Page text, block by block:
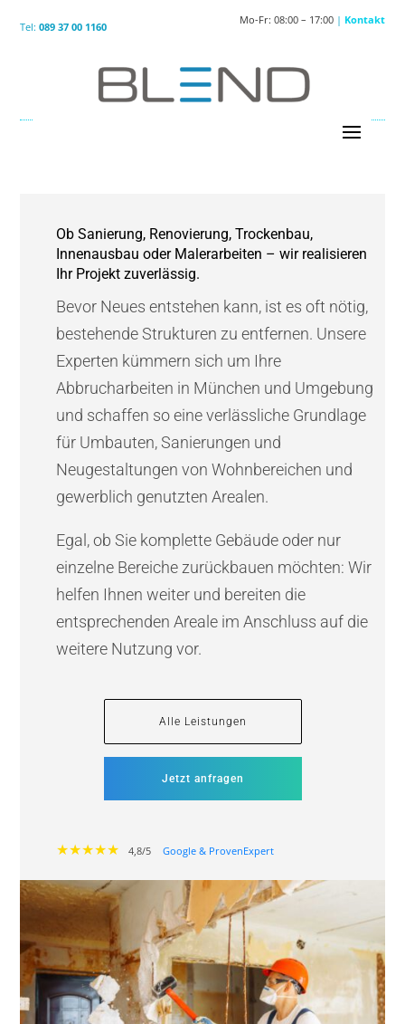
Tel:089 37 00 1160
Mo-Fr: 08:00 – 17:00| Kontakt
Ob Sanierung, Renovierung, Trockenbau,
Innenausbau oder Malerarbeiten – wir realisieren
Ihr Projekt zuverlässig.
Bevor Neues entstehen kann, ist es oft nötig,
bestehende Strukturen zu entfernen. Unsere
Experten kümmern sich um Ihre
Abbrucharbeiten in München und Umgebung
und schaffen so eine verlässliche Grundlage
für Umbauten, Sanierungen und
Neugestaltungen von Wohnbereichen und
gewerblich genutzten Arealen.
Egal, ob Sie komplette Gebäude oder nur
einzelne Bereiche zurückbauen möchten: Wir
helfen Ihnen weiter und bereiten die
entsprechenden Areale im Anschluss auf die
weitere Nutzung vor.
Alle Leistungen
Jetzt anfragen
★★★★★ 4,8/5 Google & ProvenExpert